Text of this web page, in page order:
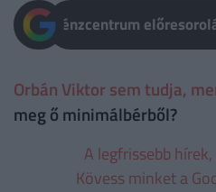
Pénzcentrum
Orbán Viktor sem tudja,
meg ő minimálbérből?
A legfrissebb
Kövess minket a